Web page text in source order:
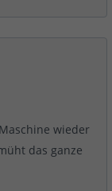
wieder
das ganze